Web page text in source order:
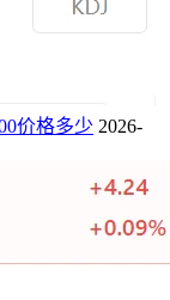
价格多少 2026-